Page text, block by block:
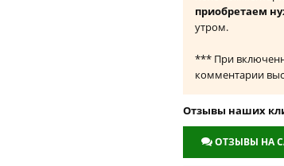
приобретаем
утром.
*** При
комментарии
Отзывы наших
ОТЗЫВЫ НА